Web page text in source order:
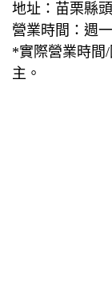
地址：苗栗縣
營業時間：週
*實際營業時間
主。